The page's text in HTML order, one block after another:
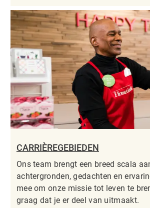
CARRIÈREGEBIEDEN
Ons team brengt een breed scala
achtergronden, gedachten en
mee om onze missie tot leven te
graag dat je er deel van uitmaakt.